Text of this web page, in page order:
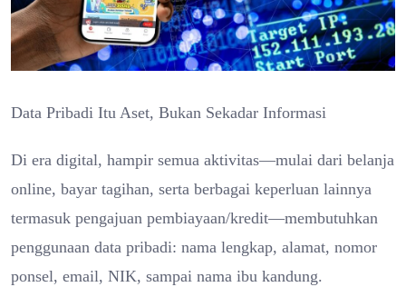
Data Pribadi Itu Aset, Bukan Sekadar Informasi
Di era digital, hampir semua aktivitas—mulai dari belanja
online, bayar tagihan, serta berbagai keperluan lainnya
termasuk pengajuan pembiayaan/kredit—membutuhkan
penggunaan data pribadi: nama lengkap, alamat, nomor
ponsel, email, NIK, sampai nama ibu kandung.